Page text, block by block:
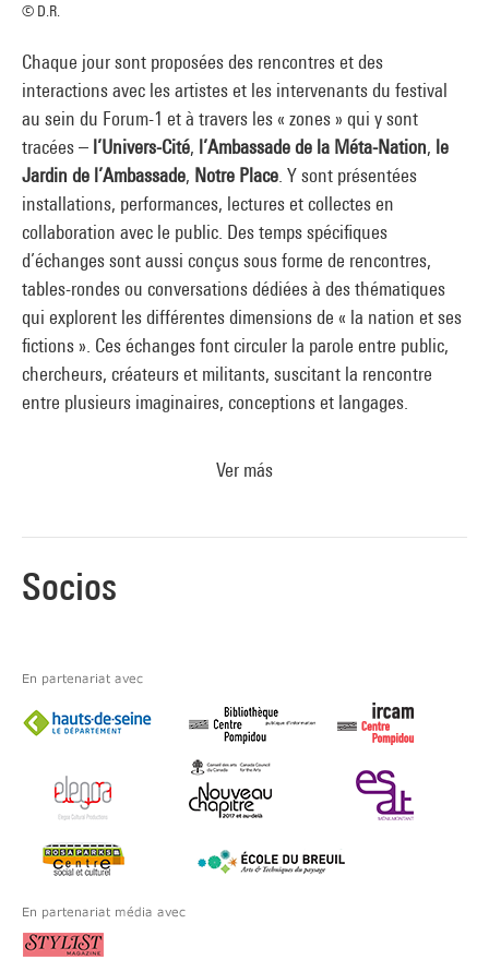
© D.R.
Chaque jour sont proposées des rencontres et des
interactions avec les artistes et les intervenants du festival
au sein du Forum-1 et à travers les « zones » qui y sont
tracées – l’Univers-Cité, l’Ambassade de la Méta-Nation, le
Jardin de l’Ambassade, Notre Place . Y sont présentées
installations, performances, lectures et collectes en
collaboration avec le public. Des temps spécifiques
d’échanges sont aussi conçus sous forme de rencontres,
tables-rondes ou conversations dédiées à des thématiques
qui explorent les différentes dimensions de « la nation et ses
fictions ». Ces échanges font circuler la parole entre public,
chercheurs, créateurs et militants, suscitant la rencontre
entre plusieurs imaginaires, conceptions et langages.
Ver más
Socios